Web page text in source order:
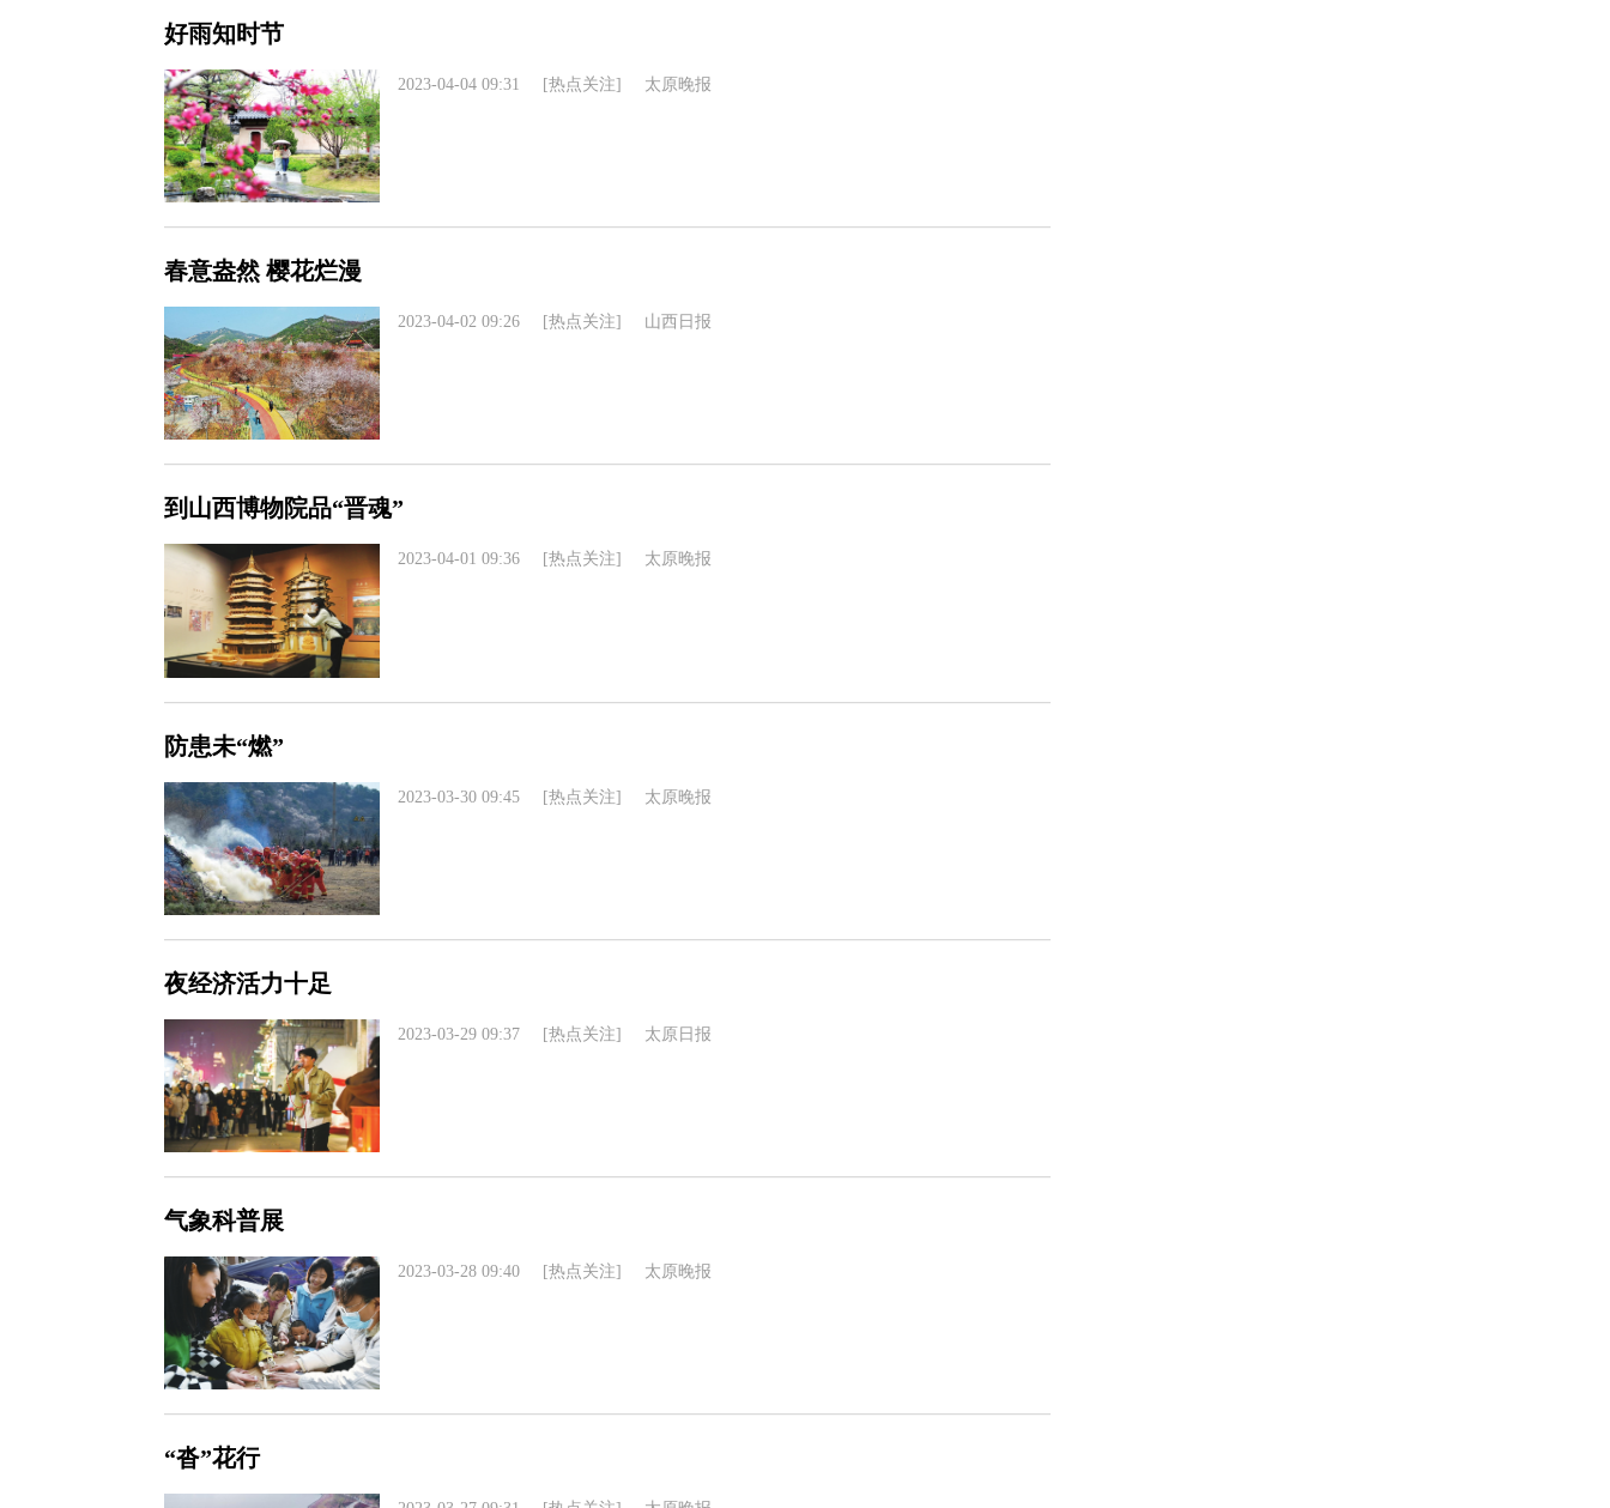
好雨知时节
2023-04-04 09:31 [热点关注] 太原晚报
春意盎然 樱花烂漫
2023-04-02 09:26 [热点关注] 山西日报
到山西博物院品“晋魂”
2023-04-01 09:36 [热点关注] 太原晚报
防患未“燃”
2023-03-30 09:45 [热点关注] 太原晚报
夜经济活力十足
2023-03-29 09:37 [热点关注] 太原日报
气象科普展
2023-03-28 09:40 [热点关注] 太原晚报
“沓”花行